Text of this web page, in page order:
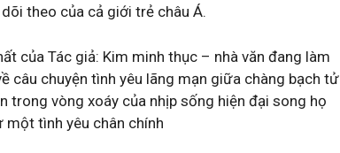
theo của cả giới trẻ châu Á.
của Tác giả: Kim minh thục – nhà văn đang làm
câu chuyện tình yêu lãng mạn giữa chàng bạch tử
trong vòng xoáy của nhịp sống hiện đại song họ
tình yêu chân chính